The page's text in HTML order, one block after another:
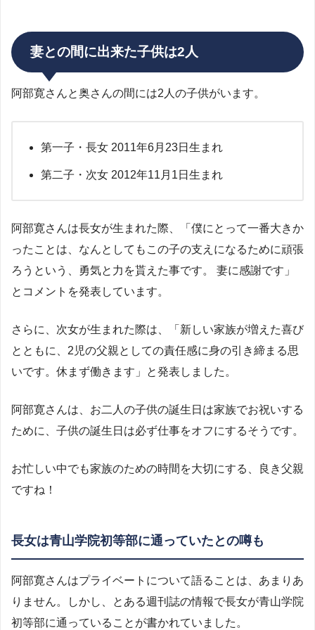
妻との間に出来た子供は2人
阿部寛さんと奥さんの間には2人の子供がいます。
第一子・長女 2011年6月23日生まれ
第二子・次女 2012年11月1日生まれ
阿部寛さんは長女が生まれた際、「僕にとって一番大きか
ったことは、なんとしてもこの子の支えになるために頑張
ろうという、勇気と力を貰えた事です。 妻に感謝です」
とコメントを発表しています。
さらに、次女が生まれた際は、「新しい家族が増えた喜び
とともに、2児の父親としての責任感に身の引き締まる思
いです。休まず働きます」と発表しました。
阿部寛さんは、お二人の子供の誕生日は家族でお祝いする
ために、子供の誕生日は必ず仕事をオフにするそうです。
お忙しい中でも家族のための時間を大切にする、良き父親
ですね！
長女は青山学院初等部に通っていたとの噂も
阿部寛さんはプライベートについて語ることは、あまりあ
りません。しかし、とある週刊誌の情報で長女が青山学院
初等部に通っていることが書かれていました。